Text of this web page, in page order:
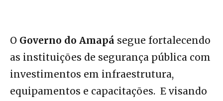
O Governo do Amapá segue fortalecendo
as instituições de segurança pública com
investimentos em infraestrutura,
equipamentos e capacitações. E visando